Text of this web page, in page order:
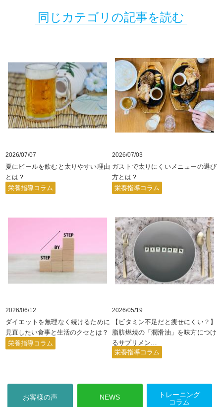
同じカテゴリの記事を読む
2026/07/07
夏にビールを飲むと太りやすい理由
とは？
栄養指導コラム
2026/07/03
ガストで太りにくいメニューの選び
方とは？
栄養指導コラム
2026/06/12
ダイエットを無理なく続けるために
見直したい食事と生活のクセとは？
栄養指導コラム
2026/05/19
【ビタミン不足だと痩せにくい？】
脂肪燃焼の「潤滑油」を味方につけ
るサプリメン
栄養指導コラム
お客様の声 NEWS
トレーニング
コラム